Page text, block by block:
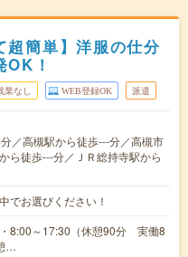
超簡単】洋服の仕分
！
業なし WEB登録OK 派遣
／高槻駅から徒歩---分／高槻市
ら徒歩---分／ＪＲ総持寺駅から
でお選びください！
・8:00～17:30（休憩90分 実働8
…